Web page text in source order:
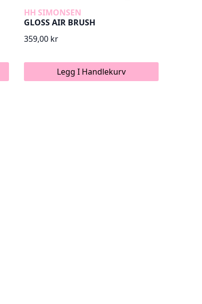
HH SIMONSEN
GLOSS AIR BRUSH
359,00 kr
Legg I Handlekurv